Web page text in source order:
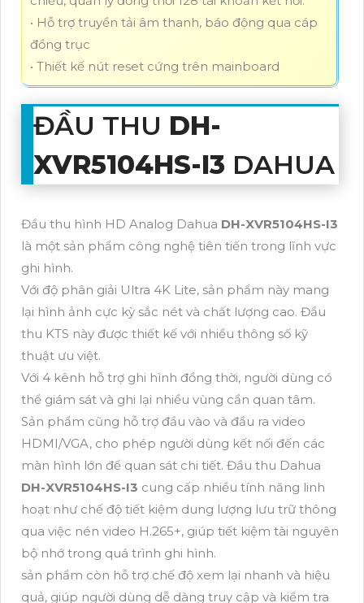
• Hỗ trợ truyền tải âm thanh, báo động qua cáp
đồng trục
• Thiết kế nút reset cứng trên mainboard
ĐẦU THU DH-
XVR5104HS-I3 DAHUA
Đầu thu hình HD Analog Dahua DH-XVR5104HS-I3
là một sản phẩm công nghệ tiên tiến trong lĩnh vực
ghi hình.
Với độ phân giải Ultra 4K Lite, sản phẩm này mang
lại hình ảnh cực kỳ sắc nét và chất lượng cao. Đầu
thu KTS này được thiết kế với nhiều thông số kỹ
thuật ưu việt.
Với 4 kênh hỗ trợ ghi hình đồng thời, người dùng có
thể giám sát và ghi lại nhiều vùng cần quan tâm.
Sản phẩm cũng hỗ trợ đầu vào và đầu ra video
HDMI/VGA, cho phép người dùng kết nối đến các
màn hình lớn để quan sát chi tiết. Đầu thu Dahua
DH-XVR5104HS-I3 cung cấp nhiều tính năng linh
hoạt như chế độ tiết kiệm dung lượng lưu trữ thông
qua việc nén video H.265+, giúp tiết kiệm tài nguyên
bộ nhớ trong quá trình ghi hình.
sản phẩm còn hỗ trợ chế độ xem lại nhanh và hiệu
quả, giúp người dùng dễ dàng truy cập và kiểm tra